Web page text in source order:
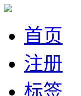
首页
注册
标签